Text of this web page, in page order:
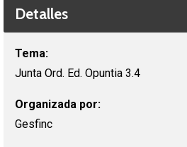
Detalles
Tema:
Junta Ord. Ed. Opuntia 3.4
Organizada por:
Gesfinc